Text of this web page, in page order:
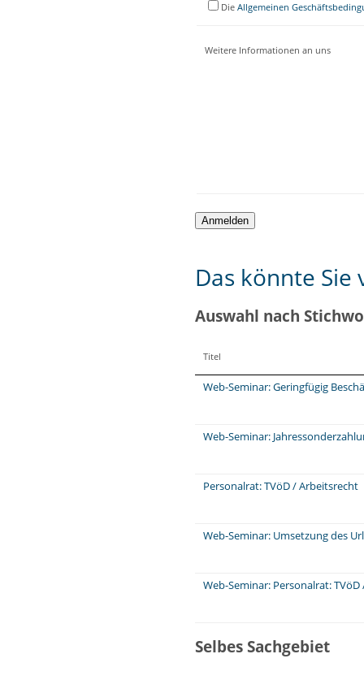
Die Allgemeinen
Weitere Informationen an uns
Das könnte
Auswahl nach
Titel
Web-Seminar: Geringfügig
Web-Seminar:
Personalrat: TVöD / Arbeitsrecht
Web-Seminar: Umsetzung des
Web-Seminar: Personalrat:
Selbes Sachgebiet